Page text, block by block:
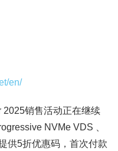
en/
2025销售活动正在继续
NVMe VDS 、
供5折优惠码，首次付款